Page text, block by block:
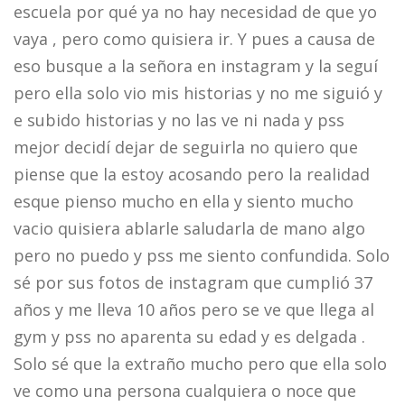
escuela por qué ya no hay necesidad de que yo
vaya , pero como quisiera ir. Y pues a causa de
eso busque a la señora en instagram y la seguí
pero ella solo vio mis historias y no me siguió y
e subido historias y no las ve ni nada y pss
mejor decidí dejar de seguirla no quiero que
piense que la estoy acosando pero la realidad
esque pienso mucho en ella y siento mucho
vacio quisiera ablarle saludarla de mano algo
pero no puedo y pss me siento confundida. Solo
sé por sus fotos de instagram que cumplió 37
años y me lleva 10 años pero se ve que llega al
gym y pss no aparenta su edad y es delgada .
Solo sé que la extraño mucho pero que ella solo
ve como una persona cualquiera o noce que